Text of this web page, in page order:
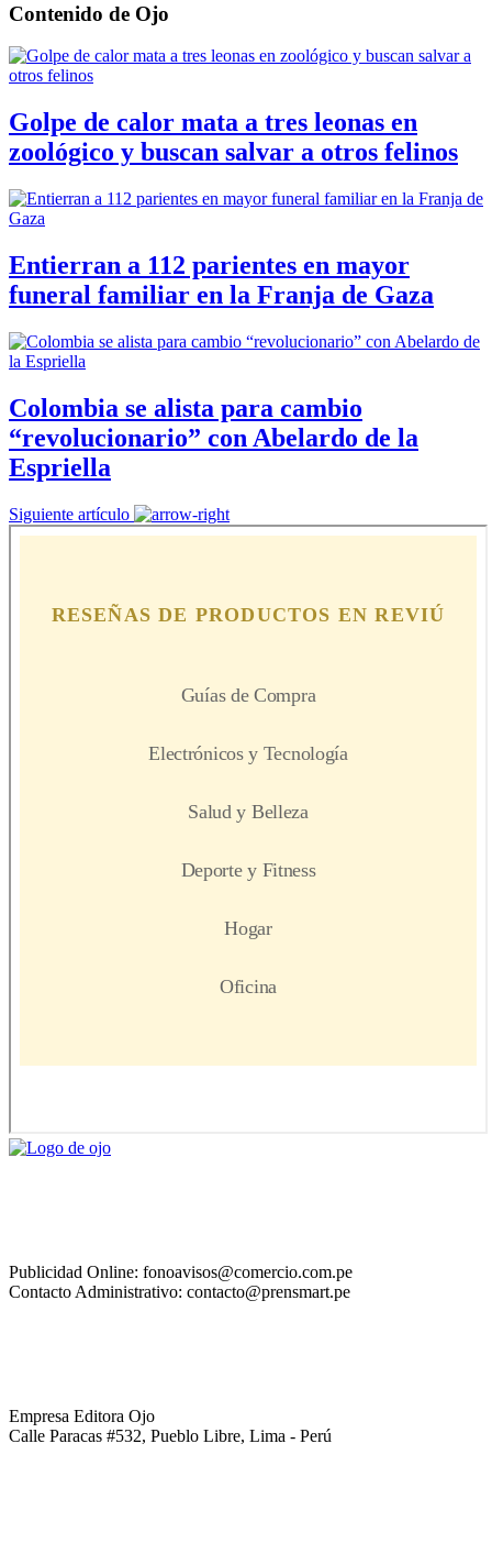
Contenido de Ojo
Golpe de calor mata a tres leonas en
zoológico y buscan salvar a otros felinos
Entierran a 112 parientes en mayor
funeral familiar en la Franja de Gaza
Colombia se alista para cambio
“revolucionario” con Abelardo de la
Espriella
Siguiente artículo
Publicidad Online: fonoavisos@comercio.com.pe
Contacto Administrativo: contacto@prensmart.pe
Empresa Editora Ojo
Calle Paracas #532, Pueblo Libre, Lima - Perú